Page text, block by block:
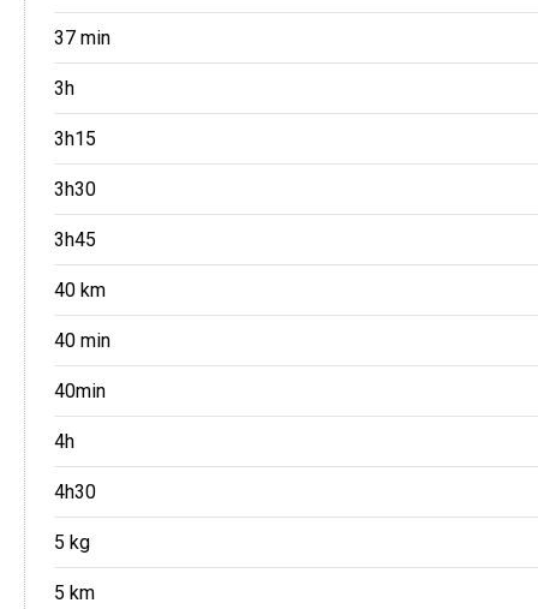
37 min
3h
3h15
3h30
3h45
40 km
40 min
40min
4h
4h30
5 kg
5 km